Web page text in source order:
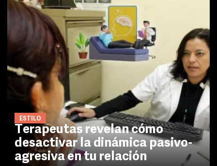
ESTILO
Terapeutas revelan cómo
desactivar la dinámica pasivo-
agresiva en tu relación